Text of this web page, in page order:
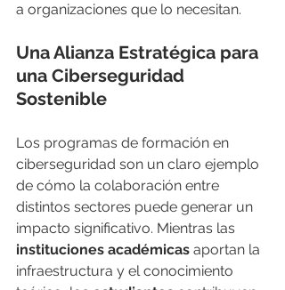
a organizaciones que lo necesitan.
Una Alianza Estratégica para
una Ciberseguridad
Sostenible
Los programas de formación en
ciberseguridad son un claro ejemplo
de cómo la colaboración entre
distintos sectores puede generar un
impacto significativo. Mientras las
instituciones académicas aportan la
infraestructura y el conocimiento